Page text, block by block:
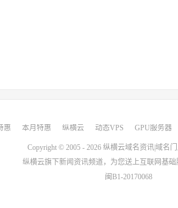
惠 本月特惠 纵横云 动态VPS GPU服务器
Copyright © 2005 - 2026 纵横云域名资讯|域名
纵横云旗下新闻资讯频道，为您送上互联网基
闽B1-20170068